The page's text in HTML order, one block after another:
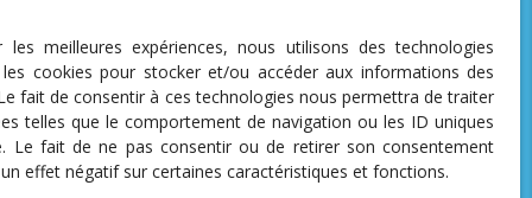
les meilleures expériences, nous utilisons des technologies
cookies pour stocker et/ou accéder aux informations des
fait de consentir à ces technologies nous permettra de traiter
telles que le comportement de navigation ou les ID uniques
Le fait de ne pas consentir ou de retirer son consentement
effet négatif sur certaines caractéristiques et fonctions.